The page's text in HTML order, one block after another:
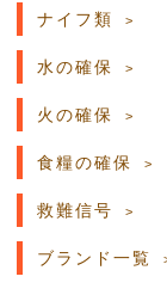
ナイフ類
水の確保
火の確保
食糧の確保
救難信号
ブランド一覧